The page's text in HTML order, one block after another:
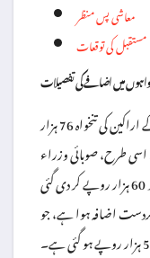
معاشی پس منظر
مستقبل کی توقعات
میں اضافے کی تفصیلات
کے مطابق، پنجاب اسمبلی کے اراکین کی تنخواہ 76 ہزار
ہے۔ اسی طرح، صوبائی وزراء
کی تنخواہ بھی ایک لاکھ روپے سے بڑھا کر 9 لاکھ 60 ہزار روپے کر دی گئی
اضافہ ہوا ہے، جو